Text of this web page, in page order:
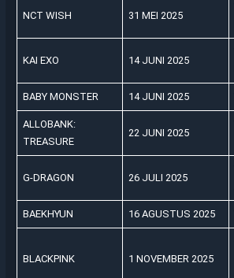
NCT WISH 31 MEI 2025
KAI EXO 14 JUNI 2025
BABY MONSTER 14 JUNI 2025
ALLOBANK:
TREASURE
22 JUNI 2025
G-DRAGON 26 JULI 2025
BAEKHYUN 16 AGUSTUS 2025
BLACKPINK 1 NOVEMBER 2025